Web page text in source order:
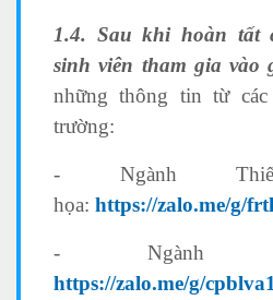
1.4. Sau khi hoàn tất
sinh viên tham gia vào
những thông tin từ
trường:
- Ngành
họa: https://zalo.me/g/
- Ngành
https://zalo.me/g/